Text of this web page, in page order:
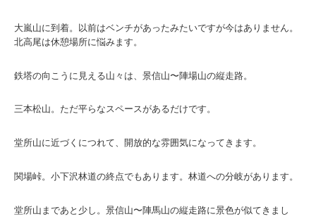
大嵐山に到着。以前はベンチがあったみたいですが今はありません。
北高尾は休憩場所に悩みます。
鉄塔の向こうに見える山々は、景信山〜陣場山の縦走路。
三本松山。ただ平らなスペースがあるだけです。
堂所山に近づくにつれて、開放的な雰囲気になってきます。
関場峠。小下沢林道の終点でもあります。林道への分岐があります。
堂所山まであと少し。景信山〜陣馬山の縦走路に景色が似てきまし